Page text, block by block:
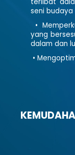
terlibat
seni budaya
•
yang
dalam dan
•